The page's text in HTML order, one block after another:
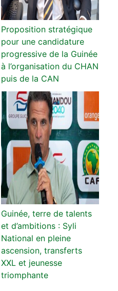
Proposition stratégique
pour une candidature
progressive de la Guinée
à l’organisation du CHAN
puis de la CAN
Guinée, terre de talents
et d’ambitions : Syli
National en pleine
ascension, transferts
XXL et jeunesse
triomphante